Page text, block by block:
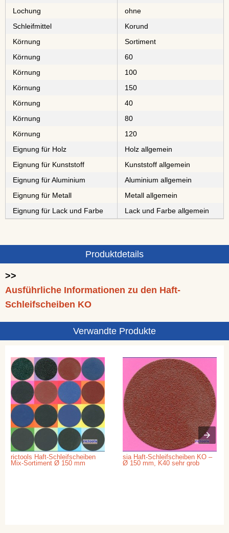
Lochung
ohne
Schleifmittel
⁠⁠⁠Korund
Körnung
Sortiment
Körnung
60
Körnung
100
Körnung
150
Körnung
40
Körnung
80
Körnung
120
Eignung für Holz
Holz allgemein
Eignung für Kunststoff
Kunststoff allgemein
Eignung für Aluminium
Aluminium allgemein
Eignung für Metall
Metall allgemein
Eignung für Lack und Farbe
Lack und Farbe allgemein
Produktdetails
>>
Ausführliche Informationen zu den Haft-
Schleifscheiben KO
Verwandte Produkte
rictools Haft-Schleifscheiben
Mix-Sortiment Ø 150 mm
sia Haft-Schleifscheiben KO –
Ø 150 mm, K40 sehr grob